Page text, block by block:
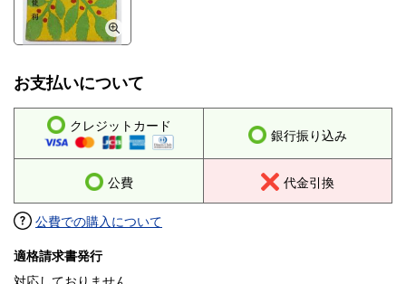
お支払いについて
クレジットカード
銀行振り込み
公費 代金引換
公費での購入について
適格請求書発行